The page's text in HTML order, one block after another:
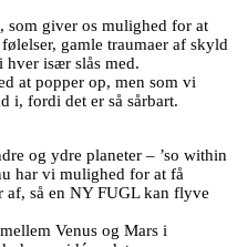
som giver os mulighed for at
gamle traumaer af skyld
hver især slås med.
at popper op, men som vi
i, fordi det er så sårbart.
og ydre planeter – ’so within
har vi mulighed for at få
af, så en NY FUGL kan flyve
Venus og Mars i